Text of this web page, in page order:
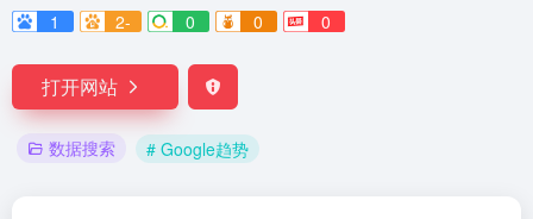
1
2- 0 0 0
打开网站
数据搜索 # Google趋势